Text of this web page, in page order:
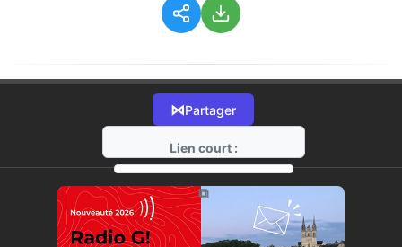
⋈Partager
Lien court :
https://radio-g.fr?16418
⧉